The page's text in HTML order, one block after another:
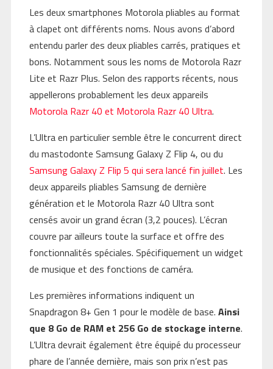
Les deux smartphones Motorola pliables au format
à clapet ont différents noms. Nous avons d’abord
entendu parler des deux pliables carrés, pratiques et
bons. Notamment sous les noms de Motorola Razr
Lite et Razr Plus. Selon des rapports récents, nous
appellerons probablement les deux appareils
Motorola Razr 40 et Motorola Razr 40 Ultra.
L’Ultra en particulier semble être le concurrent direct
du mastodonte Samsung Galaxy Z Flip 4, ou du
Samsung Galaxy Z Flip 5 qui sera lancé fin juillet. Les
deux appareils pliables Samsung de dernière
génération et le Motorola Razr 40 Ultra sont
censés avoir un grand écran (3,2 pouces). L’écran
couvre par ailleurs toute la surface et offre des
fonctionnalités spéciales. Spécifiquement un widget
de musique et des fonctions de caméra.
Les premières informations indiquent un
Snapdragon 8+ Gen 1 pour le modèle de base. Ainsi
que 8 Go de RAM et 256 Go de stockage interne.
L’Ultra devrait également être équipé du processeur
phare de l’année dernière, mais son prix n’est pas